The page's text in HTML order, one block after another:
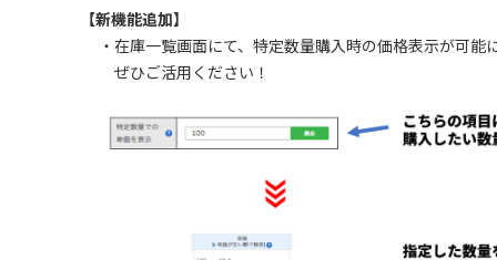
【新機能追加】
・在庫一覧画面にて、特定数量購入時の価格表示が可能
ぜひご活用ください！